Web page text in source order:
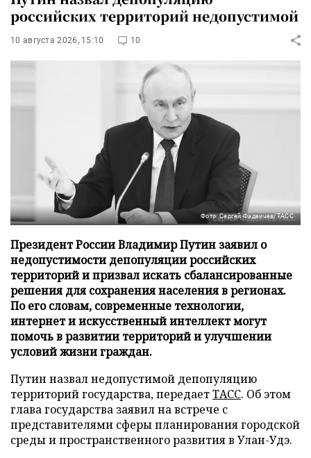
российских территорий недопустимой
10 августа 2026, 15:10 10
Фото: Сергей Фадеичев/ТАСС
Президент России Владимир Путин заявил о
недопустимости депопуляции российских
территорий и призвал искать сбалансированные
решения для сохранения населения в регионах.
По его словам, современные технологии,
интернет и искусственный интеллект могут
помочь в развитии территорий и улучшении
условий жизни граждан.
Путин назвал недопустимой депопуляцию
территорий государства, передаетТАСС. Об этом
глава государства заявил на встрече с
представителями сферы планирования городской
среды и пространственного развития в Улан-Удэ.